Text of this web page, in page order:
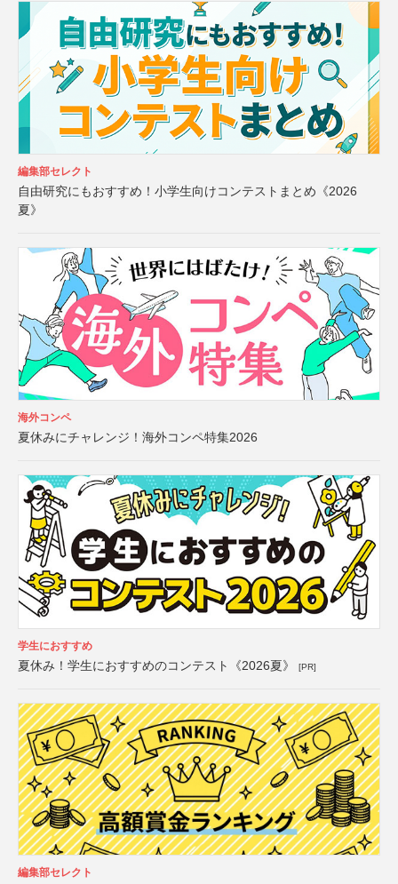
編集部セレクト
自由研究にもおすすめ！小学生向けコンテストまとめ《2026
夏》
海外コンペ
夏休みにチャレンジ！海外コンペ特集2026
学生におすすめ
夏休み！学生におすすめのコンテスト《2026夏》 [PR]
編集部セレクト